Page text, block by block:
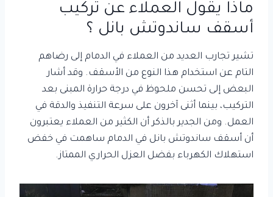
ماذا يقول العملاء عن تركيب
أسقف ساندوتش بانل ؟
تشير تجارب العديد من العملاء في الدمام إلى رضاهم
التام عن استخدام هذا النوع من الأسقف. وقد أشار
البعض إلى تحسن ملحوظ في درجة حرارة المبنى بعد
التركيب، بينما أثنى آخرون على سرعة التنفيذ والدقة في
العمل. ومن الجدير بالذكر أن الكثير من العملاء يعتبرون
أن أسقف ساندوتش بانل في الدمام ساهمت في خفض
استهلاك الكهرباء بفضل العزل الحراري الممتاز.